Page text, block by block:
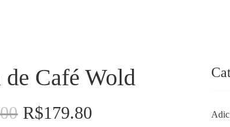
de Café Wold
O
R$179.80